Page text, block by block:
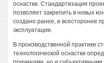
оснастки. Стандартизация
позволяет закрепить в новых
создано ранее, и всесторонне
эксплуатации.
В производственной практике
технологической оснастки